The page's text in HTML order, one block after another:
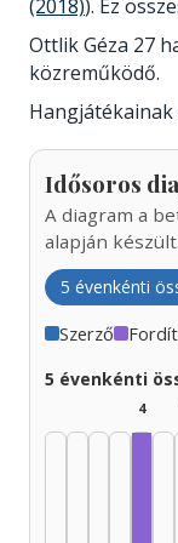
(2018)). Ez
Ottlik Géza 27
közreműködő.
Hangjátékainak
Idősoros
A diagram a
alapján készült.
5 évenkénti
Szerző
5 évenkénti
4